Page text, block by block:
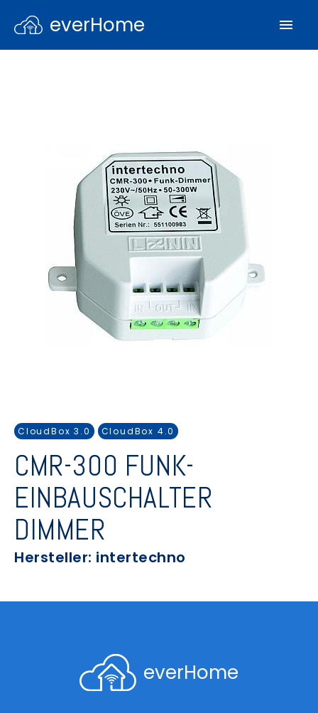
everHome
CloudBox 3.0 CloudBox 4.0
CMR-300 FUNK-
EINBAUSCHALTER
DIMMER
Hersteller: intertechno
everHome